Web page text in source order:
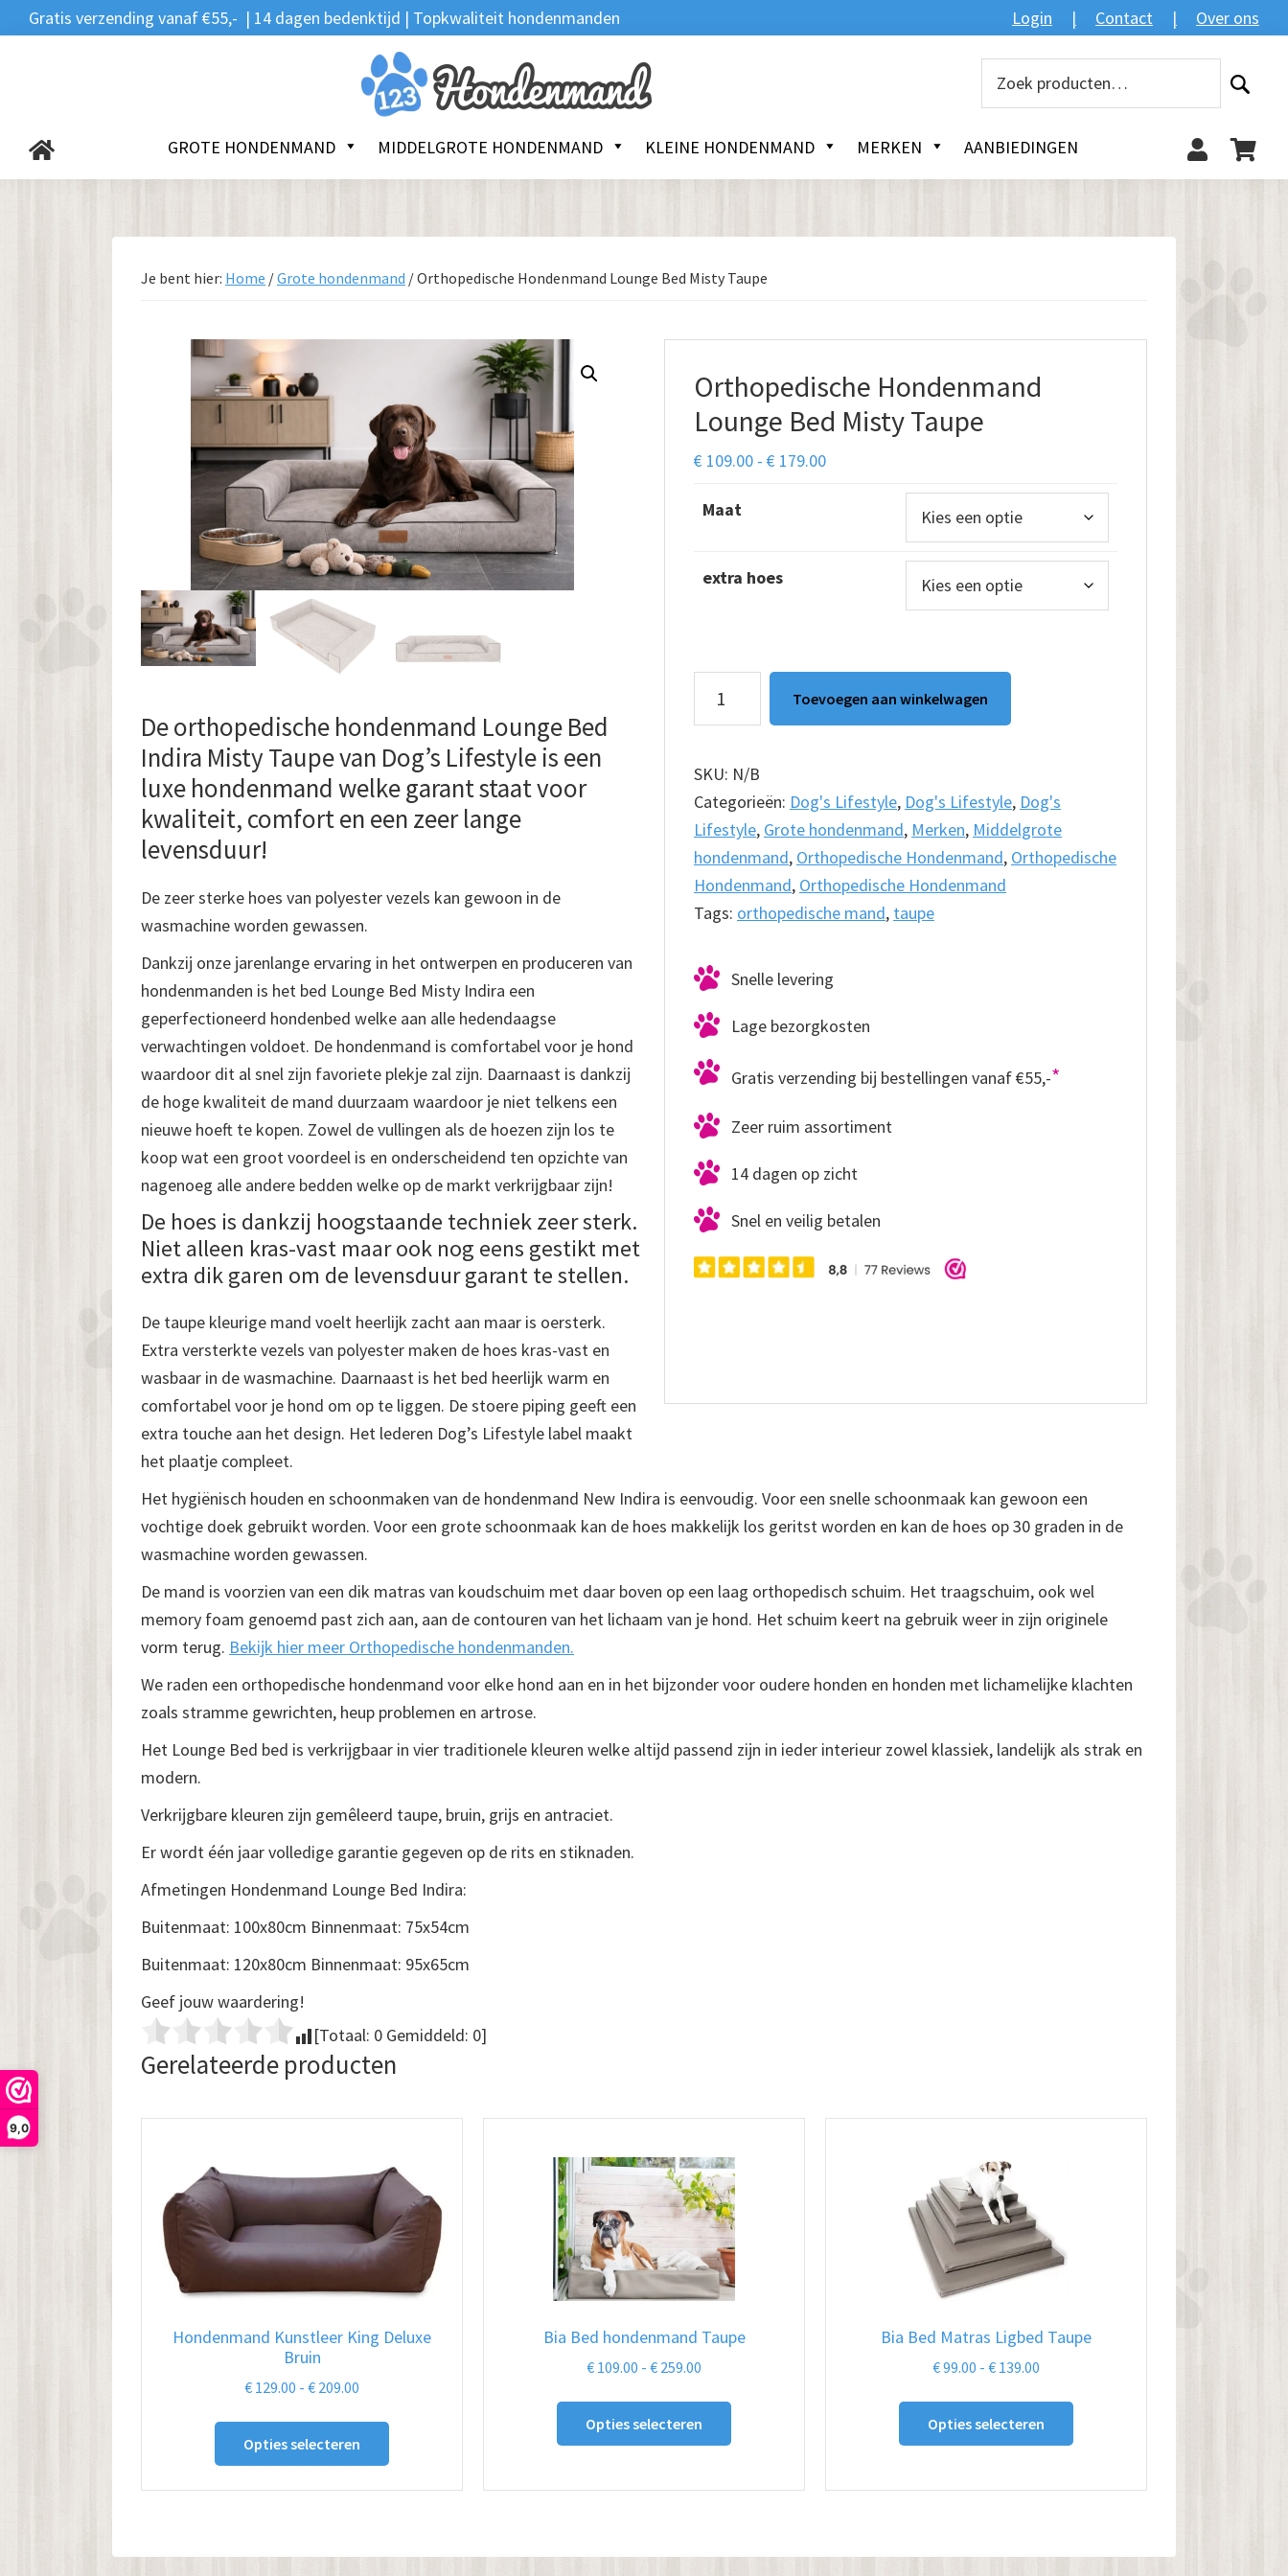
9,0
Spring
naar
Door
naar
Spring
naar
Gratis verzending vanaf €55,- | 14 dagen bedenktijd | Topkwaliteit hondenmanden Login Contact Over ons
Zoeken
GROTE HONDENMAND MIDDELGROTE HONDENMAND KLEINE HONDENMAND MERKEN AANBIEDINGEN
naar:
Je bent hier: Home /Grote hondenmand /Orthopedische Hondenmand Lounge Bed Misty Taupe
Orthopedische Hondenmand
Lounge Bed Misty Taupe
€ 109.00 - € 179.00Prijsklasse:
Maat
extra hoes
Hondenmand
Bed
Misty
Taupe
aantal
Toevoegen aan winkelwagen
SKU: N/B
Categorieën: Dog's Lifestyle, Dog's Lifestyle, Dog's
Lifestyle, Grote hondenmand, Merken, Middelgrote
hondenmand, Orthopedische Hondenmand, Orthopedische
Hondenmand, Orthopedische Hondenmand
Tags: orthopedische mand, taupe
Snelle levering
Lage bezorgkosten
Gratis verzending bij bestellingen vanaf €55,-*
Zeer ruim assortiment
14 dagen op zicht
Snel en veilig betalen
De orthopedische hondenmand Lounge Bed
Indira Misty Taupe van Dog’s Lifestyle is een
luxe hondenmand welke garant staat voor
kwaliteit, comfort en een zeer lange
levensduur!
De zeer sterke hoes van polyester vezels kan gewoon in de
wasmachine worden gewassen.
Dankzij onze jarenlange ervaring in het ontwerpen en produceren van
hondenmanden is het bed Lounge Bed Misty Indira een
geperfectioneerd hondenbed welke aan alle hedendaagse
verwachtingen voldoet. De hondenmand is comfortabel voor je hond
waardoor dit al snel zijn favoriete plekje zal zijn. Daarnaast is dankzij
de hoge kwaliteit de mand duurzaam waardoor je niet telkens een
nieuwe hoeft te kopen. Zowel de vullingen als de hoezen zijn los te
koop wat een groot voordeel is en onderscheidend ten opzichte van
nagenoeg alle andere bedden welke op de markt verkrijgbaar zijn!
De hoes is dankzij hoogstaande techniek zeer sterk.
Niet alleen kras-vast maar ook nog eens gestikt met
extra dik garen om de levensduur garant te stellen.
De taupe kleurige mand voelt heerlijk zacht aan maar is oersterk.
Extra versterkte vezels van polyester maken de hoes kras-vast en
wasbaar in de wasmachine. Daarnaast is het bed heerlijk warm en
comfortabel voor je hond om op te liggen. De stoere piping geeft een
extra touche aan het design. Het lederen Dog’s Lifestyle label maakt
het plaatje compleet.
Het hygiënisch houden en schoonmaken van de hondenmand New Indira is eenvoudig. Voor een snelle schoonmaak kan gewoon een
vochtige doek gebruikt worden. Voor een grote schoonmaak kan de hoes makkelijk los geritst worden en kan de hoes op 30 graden in de
wasmachine worden gewassen.
De mand is voorzien van een dik matras van koudschuim met daar boven op een laag orthopedisch schuim. Het traagschuim, ook wel
memory foam genoemd past zich aan, aan de contouren van het lichaam van je hond. Het schuim keert na gebruik weer in zijn originele
vorm terug. Bekijk hier meer Orthopedische hondenmanden.
We raden een orthopedische hondenmand voor elke hond aan en in het bijzonder voor oudere honden en honden met lichamelijke klachten
zoals stramme gewrichten, heup problemen en artrose.
Het Lounge Bed bed is verkrijgbaar in vier traditionele kleuren welke altijd passend zijn in ieder interieur zowel klassiek, landelijk als strak en
modern.
Verkrijgbare kleuren zijn gemêleerd taupe, bruin, grijs en antraciet.
Er wordt één jaar volledige garantie gegeven op de rits en stiknaden.
Afmetingen Hondenmand Lounge Bed Indira:
Buitenmaat: 100x80cm Binnenmaat: 75x54cm
Buitenmaat: 120x80cm Binnenmaat: 95x65cm
Geef jouw waardering!
[Totaal: 0 Gemiddeld: 0]
Gerelateerde producten
Hondenmand Kunstleer King Deluxe
Bruin
€ 129.00 - € 209.00
€ 209.00
Opties selecteren
Dit
Deze
Bia Bed hondenmand Taupe
€ 109.00 - € 259.00
€ 259.00
Opties selecteren
Dit
Bia Bed Matras Ligbed Taupe
€99.00 - € 139.00
€ 139.00
Opties selecteren
Dit